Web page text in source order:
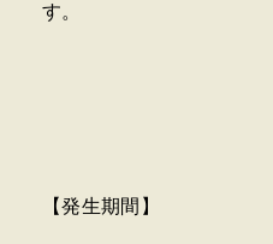
す。
【発生期間】